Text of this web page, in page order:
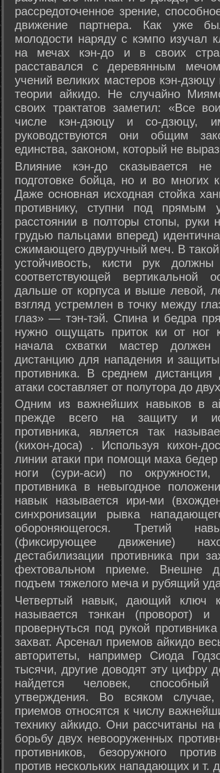
рассредоточенное зрение,
движение партнера. Как уже
молодости наряду с кэмпо изучал
на мечах кэн-до и в своих
расставался с деревянным
учений великих мастеров кэн-
теории айкидо. Не случайно
своих трактатов заметил: «Все
числе кэн-дзюцу и со-дзюцу,
руководствуются они общим
единства, законом, который не
Влияние кэн-до сказывается не
подготовке бойца, но и во многих
Даже основная исходная стойка
противнику, ступни под прямым
расстоянии в полторы стопы, руки
грудью пальцами вперед)
сжимающего двуручный меч. В
устойчивость, кисти рук
соответствующей
дальше от корпуса и выше левой,
взгляд устремлен в точку между
глаз» — тэн-тэй. Спина и бедра
нужно ощущать приток ки от
начала схватки мастер должен
дистанцию для нападения и
противника. В среднем
атаки составляет от полутора до
Одним из важнейших навыков в
прежде всего на защиту и
противника, является так
(кихон-доса) . Используя кихон-
линии атаки при помощи маха
ноги (сури-аси) по
противника в невыгодное
навык называется ири-ми
синхронизации рывка
обороняющегося. Третий
(фиксирующее движение)
дестабилизации противника при
фехтовальном приеме. Внешне
подъем тяжелого меча и рубящий
Четвертый навык, дающий ключ
называется тэнкан (проворот)
провернуться под рукой
захват. Арсенал приемов айкидо
авторитеты, например Сиода
тысячи, другие доводят эту цифру
найдется человек,
утверждения. Во всяком
приемов относятся к числу
технику айкидо. Они рассчитаны
борьбу двух невооруженных
противников, безоружного
против нескольких нападающих и т.